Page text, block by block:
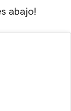
abajo!